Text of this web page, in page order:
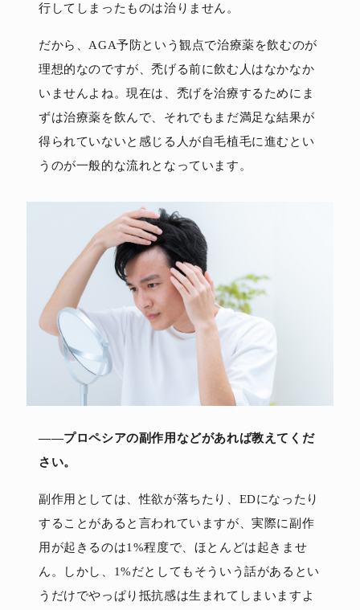
行してしまったものは治りません。
だから、AGA予防という観点で治療薬を飲むのが
理想的なのですが、禿げる前に飲む人はなかなか
いませんよね。現在は、禿げを治療するためにま
ずは治療薬を飲んで、それでもまだ満足な結果が
得られていないと感じる人が自毛植毛に進むとい
うのが一般的な流れとなっています。
――プロペシアの副作用などがあれば教えてくだ
さい。
副作用としては、性欲が落ちたり、EDになったり
することがあると言われていますが、実際に副作
用が起きるのは1%程度で、ほとんどは起きませ
ん。しかし、1%だとしてもそういう話があるとい
うだけでやっぱり抵抗感は生まれてしまいますよ